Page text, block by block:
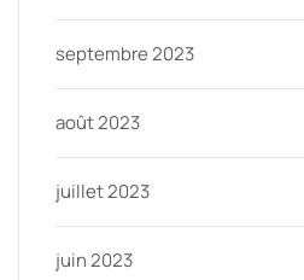
septembre 2023
août 2023
juillet 2023
juin 2023